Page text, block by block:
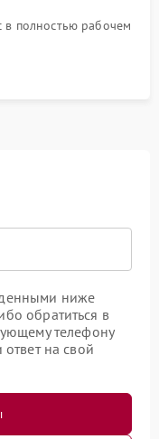
в полностью рабочем
ниже
обратиться в
телефону
на свой